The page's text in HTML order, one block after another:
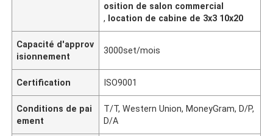
osition de salon commercial
, location de cabine de 3x3 10x20
Capacité d'approv
isionnement
3000set/mois
Certification ISO9001
Conditions de pai
ement
T/T, Western Union, MoneyGram, D/P,
D/A